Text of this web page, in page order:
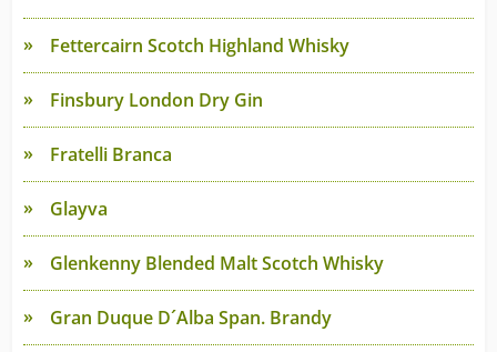
Fettercairn Scotch Highland Whisky
Finsbury London Dry Gin
Fratelli Branca
Glayva
Glenkenny Blended Malt Scotch Whisky
Gran Duque D´Alba Span. Brandy